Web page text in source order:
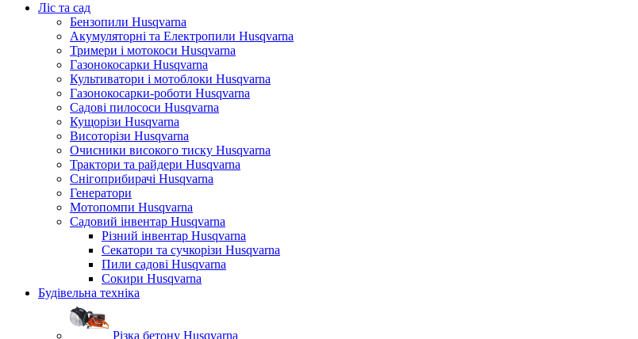
Ліс та сад
Бензопили Husqvarna
Акумуляторні та Електропили Husqvarna
Тримери і мотокоси Husqvarna
Газонокосарки Husqvarna
Культиватори і мотоблоки Husqvarna
Газонокосарки-роботи Husqvarna
Садові пилососи Husqvarna
Кущорізи Husqvarna
Висоторізи Husqvarna
Очисники високого тиску Husqvarna
Трактори та райдери Husqvarna
Снігоприбирачі Husqvarna
Генератори
Мотопомпи Husqvarna
Садовий інвентар Husqvarna
Різний інвентар Husqvarna
Секатори та сучкорізи Husqvarna
Пили садові Husqvarna
Сокири Husqvarna
Будівельна техніка
Різка бетону Husqvarna